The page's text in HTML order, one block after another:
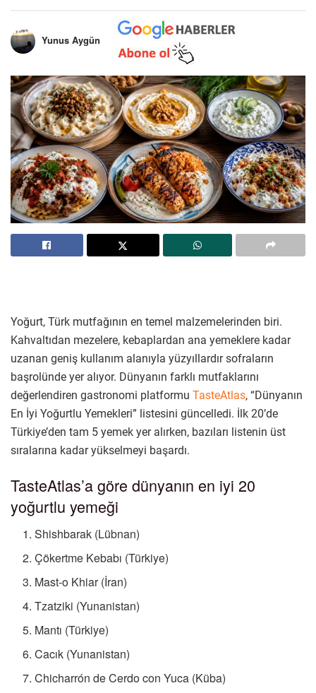
Yunus Aygün
Yoğurt, Türk mutfağının en temel malzemelerinden biri.
Kahvaltıdan mezelere, kebaplardan ana yemeklere kadar
uzanan geniş kullanım alanıyla yüzyıllardır sofraların
başrolünde yer alıyor. Dünyanın farklı mutfaklarını
değerlendiren gastronomi platformu TasteAtlas, “Dünyanın
En İyi Yoğurtlu Yemekleri” listesini güncelledi. İlk 20’de
Türkiye’den tam 5 yemek yer alırken, bazıları listenin üst
sıralarına kadar yükselmeyi başardı.
TasteAtlas’a göre dünyanın en iyi 20
yoğurtlu yemeği
Shishbarak (Lübnan)
Çökertme Kebabı (Türkiye)
Mast-o Khiar (İran)
Tzatziki (Yunanistan)
Mantı (Türkiye)
Cacık (Yunanistan)
Chicharrón de Cerdo con Yuca (Küba)